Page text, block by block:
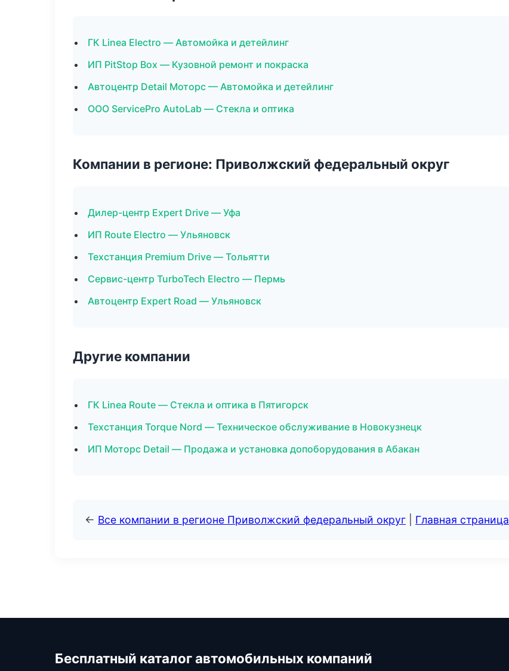
ГК Linea Electro — Автомойка и детейлинг
ИП PitStop Box — Кузовной ремонт и покраска
Автоцентр Detail Моторс — Автомойка и детейлинг
ООО ServicePro AutoLab — Стекла и оптика
Компании в регионе: Приволжский федеральный округ
Дилер-центр Expert Drive — Уфа
ИП Route Electro — Ульяновск
Техстанция Premium Drive — Тольятти
Сервис-центр TurboTech Electro — Пермь
Автоцентр Expert Road — Ульяновск
Другие компании
ГК Linea Route — Стекла и оптика в Пятигорск
Техстанция Torque Nord — Техническое обслуживание в Новокузнецк
ИП Моторс Detail — Продажа и установка допоборудования в Абакан
← Все компании в регионе Приволжский федеральный округ Главная страница
Бесплатный каталог автомобильных компаний